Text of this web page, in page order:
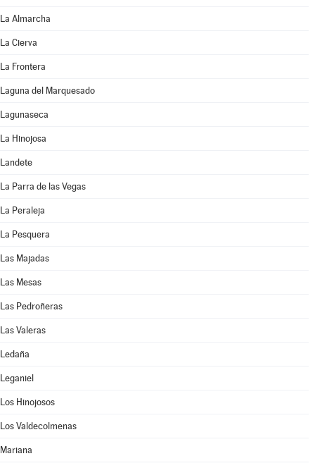
La Almarcha
La Cierva
La Frontera
Laguna del Marquesado
Lagunaseca
La Hinojosa
Landete
La Parra de las Vegas
La Peraleja
La Pesquera
Las Majadas
Las Mesas
Las Pedroñeras
Las Valeras
Ledaña
Leganiel
Los Hinojosos
Los Valdecolmenas
Mariana